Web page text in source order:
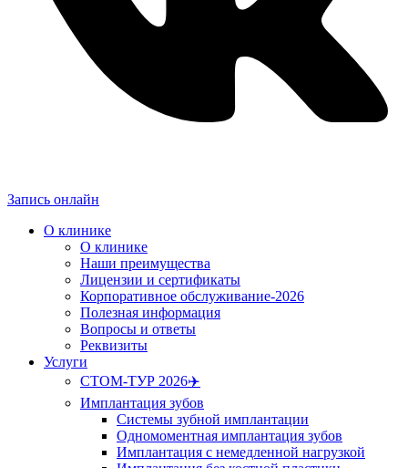
Запись онлайн
О клинике
О клинике
Наши преимущества
Лицензии и сертификаты
Корпоративное обслуживание-2026
Полезная информация
Вопросы и ответы
Реквизиты
Услуги
СТОМ-ТУР 2026✈️
Имплантация зубов
Системы зубной имплантации
Одномоментная имплантация зубов
Имплантация с немедленной нагрузкой